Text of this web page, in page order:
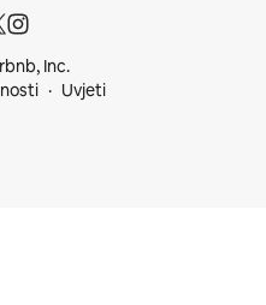
Inc.
Uvjeti